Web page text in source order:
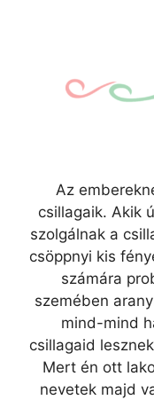
Az
csillagaik. Akik
szolgálnak a
csöppnyi kis
számára
szemében
mind-mind
csillagaid
Mert én ott
nevetek majd